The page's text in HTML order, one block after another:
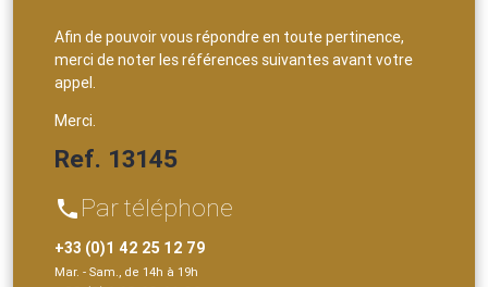
Afin de pouvoir vous répondre en toute pertinence,
merci de noter les références suivantes avant votre
appel.
Merci.
Ref. 13145
phone Par téléphone
+33 (0)1 42 25 12 79
Mar. - Sam., de 14h à 19h